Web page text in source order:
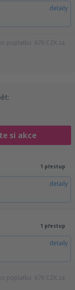
detaily
poplatku: 676 CZK za
si akce
1 přestup
detaily
1 přestup
detaily
poplatku: 676 CZK za